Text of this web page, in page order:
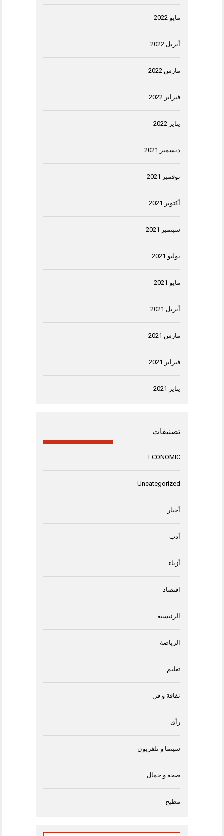
مايو 2022
أبريل 2022
مارس 2022
فبراير 2022
يناير 2022
ديسمبر 2021
نوفمبر 2021
أكتوبر 2021
سبتمبر 2021
يوليو 2021
مايو 2021
أبريل 2021
مارس 2021
فبراير 2021
يناير 2021
تصنيفات
ECONOMIC
Uncategorized
أخبار
أدب
أزياء
اقتصاد
الرئيسية
الرياضة
تعليم
ثقافة و فن
رأى
سينما و تلفزيون
صحة و جمال
مطبخ